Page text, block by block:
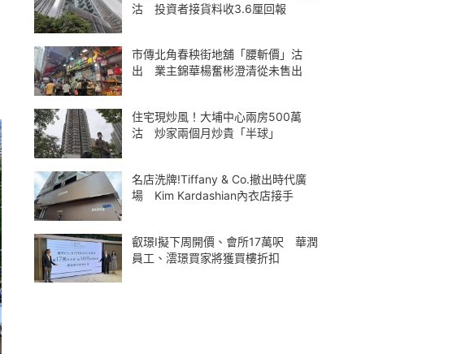
沽 投資者接貨料收3.6厘回報
市傳北角春秧街地舖「腰斬價」沽
出 業主錦華楊奮彬澄清從未售出
住宅現炒風！大埔中心兩房500萬
沽 炒家兩個月炒貴「半球」
名店洗牌!Tiffany & Co.撤出時代廣
場 Kim Kardashian內衣店接手
叡璟I擬下周開價、會所17萬呎 華潤
員工、澐璟買家將獲買樓折扣